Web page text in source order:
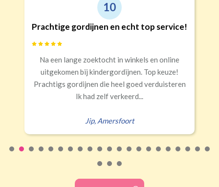
10
Prachtige gordijnen en echt top service!
Na een lange zoektocht in winkels en online
uitgekomen bij kindergordijnen. Top keuze!
Prachtigs gordijnen die heel goed verduisteren
Ik had zelf verkeerd...
Jip, Amersfoort